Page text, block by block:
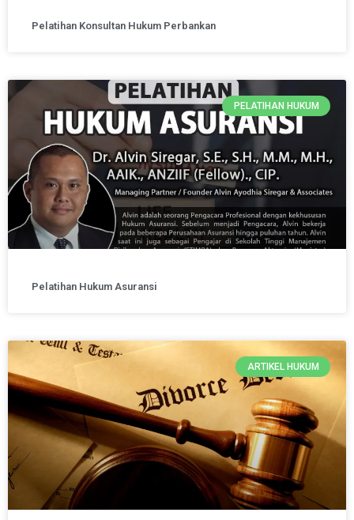
Pelatihan Konsultan Hukum Perbankan
PELATIHAN HUKUM
Pelatihan Hukum Asuransi
ARTIKEL HUKUM